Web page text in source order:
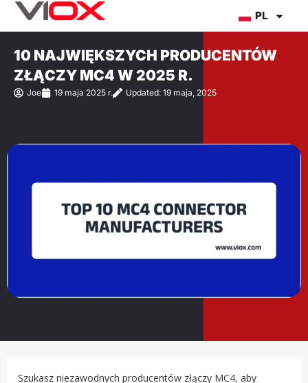
Przejdź
PL
10 NAJWIĘKSZYCH PRODUCENTÓW
ZŁĄCZY MC4 W 2025 R.
Joe 19 maja 2025 r. Updated: 19 maja, 2025
Szukasz niezawodnych producentów złączy MC4, aby